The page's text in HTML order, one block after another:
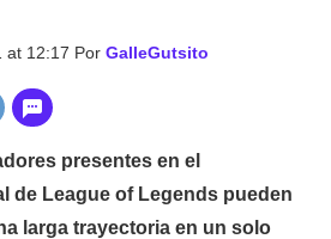
at 12:17 Por GalleGutsito
presentes en el
de League of Legends pueden
larga trayectoria en un solo